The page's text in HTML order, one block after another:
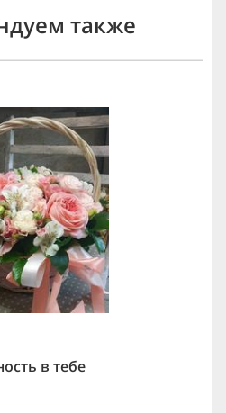
также
в тебе